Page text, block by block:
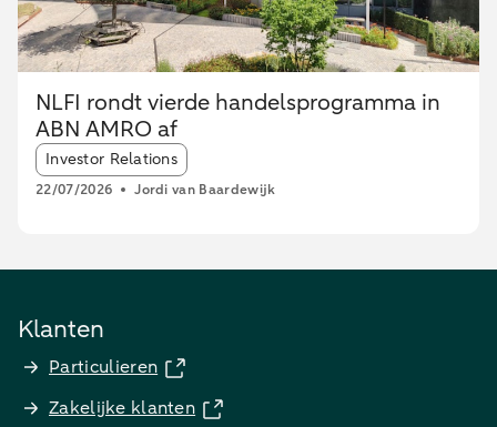
NLFI rondt vierde handelsprogramma in
ABN AMRO af
Article tags:
Investor Relations
22/07/2026 Jordi van Baardewijk
Klanten
Particulieren
Zakelijke klanten